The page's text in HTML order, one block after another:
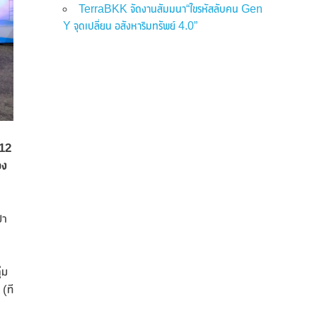
(ที
TerraBKK จัดงานสัมมนา“ไขรหัสลับคน Gen
Y จุดเปลี่ยน อสังหาริมทรัพย์ 4.0”